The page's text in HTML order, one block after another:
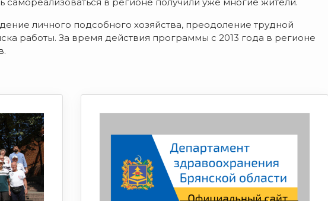
личного подсобного хозяйства, преодоление трудной
работы. За время действия программы с 2013 года в регионе